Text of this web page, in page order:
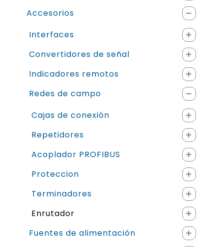
Accesorios
Interfaces
Convertidores de señal
Indicadores remotos
Redes de campo
Cajas de conexión
Repetidores
Acoplador PROFIBUS
Proteccion
Terminadores
Enrutador
Fuentes de alimentación